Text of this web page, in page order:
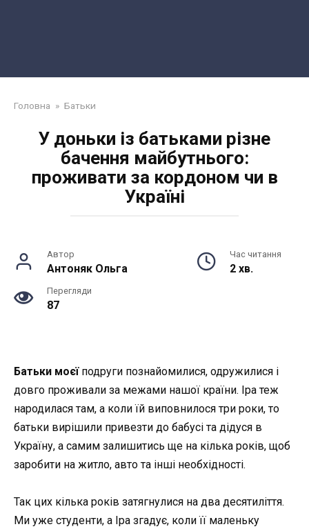
Головна » Батьки
У доньки із батьками різне
бачення майбутнього:
проживати за кордоном чи в
Україні
Автор
Антоняк Ольга
Час читання
2 хв.
Перегляди
87
Батьки моєїподруги познайомилися, одружилися і
довго проживали за межами нашої країни. Іра теж
народилася там, а коли їй виповнилося три роки, то
батьки вирішили привезти до бабусі та дідуся в
Україну, а самим залишитись ще на кілька років, щоб
заробити на житло, авто та інші необхідності.
Так цих кілька років затягнулися на два десятиліття.
Ми уже студенти, а Іра згадує, коли її маленьку